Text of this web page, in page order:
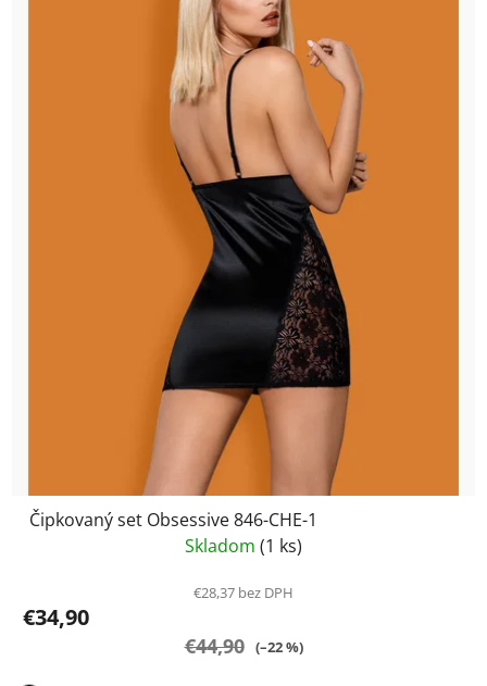
Čipkovaný set Obsessive 846-CHE-1
Skladom (1 ks)
€28,37 bez DPH
€34,90
€44,90 (–22 %)